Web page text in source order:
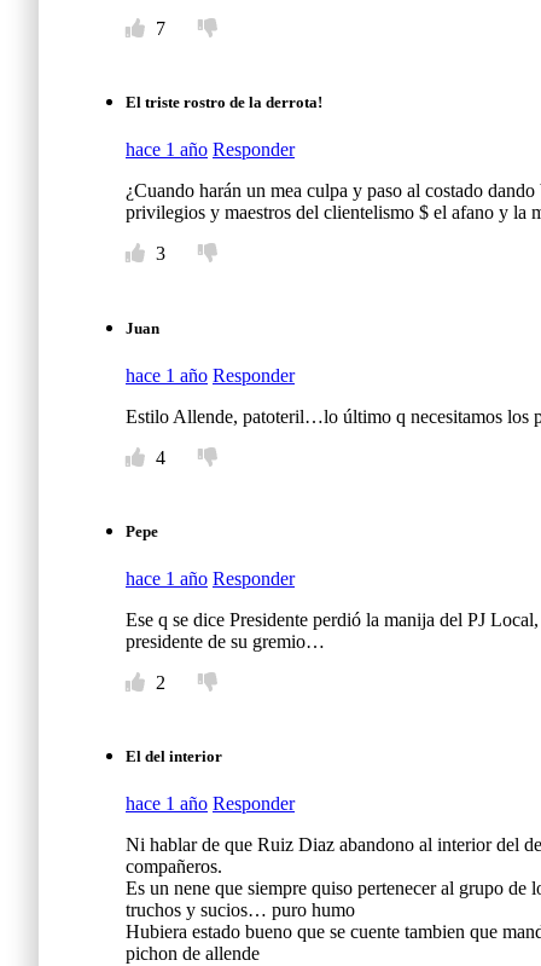
7
El triste rostro de la derrota!
hace 1 año Responder
¿Cuando harán un mea culpa y paso al costado
privilegios y maestros del clientelismo $ el afano y la
3
Juan
hace 1 año Responder
Estilo Allende, patoteril…lo último q necesitamos los
4
Pepe
hace 1 año Responder
Ese q se dice Presidente perdió la manija del PJ
presidente de su gremio…
2
El del interior
hace 1 año Responder
Ni hablar de que Ruiz Diaz abandono al interior del
compañeros.
Es un nene que siempre quiso pertenecer al grupo
truchos y sucios… puro humo
Hubiera estado bueno que se cuente tambien que
pichon de allende